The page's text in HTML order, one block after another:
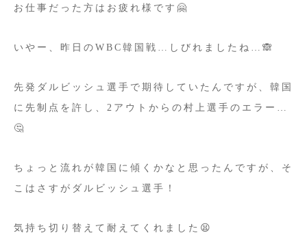
お仕事だった方はお疲れ様です🤗
いやー、昨日のWBC韓国戦…しびれましたね…🙈
先発ダルビッシュ選手で期待していたんですが、韓国
に先制点を許し、2アウトからの村上選手のエラー…
🤔
ちょっと流れが韓国に傾くかなと思ったんですが、そ
こはさすがダルビッシュ選手！
気持ち切り替えて耐えてくれました😫